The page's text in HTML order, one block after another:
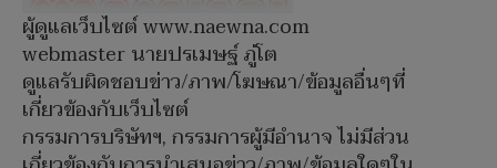
ผู้ดูแลเว็บไซต์ www.naewna.com
webmaster นายปรเมษฐ์ ภู่โต
ดูแลรับผิดชอบข่าว/ภาพ/โฆษณา/ข้อมูลอื่นๆที่
เกี่ยวข้องกับเว็บไซต์
กรรมการบริษัทฯ, กรรมการผู้มีอำนาจ ไม่มีส่วน